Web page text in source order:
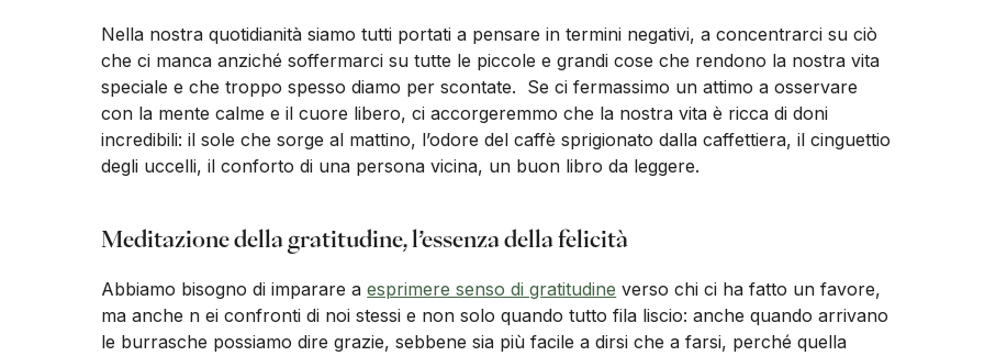
Nella nostra quotidianità siamo tutti portati a pensare in termini negativi, a concentrarci su ciò
che ci manca anziché soffermarci su tutte le piccole e grandi cose che rendono la nostra vita
speciale e che troppo spesso diamo per scontate. Se ci fermassimo un attimo a osservare
con la mente calme e il cuore libero, ci accorgeremmo che la nostra vita è ricca di doni
incredibili: il sole che sorge al mattino, l’odore del caffè sprigionato dalla caffettiera, il cinguettio
degli uccelli, il conforto di una persona vicina, un buon libro da leggere.
Meditazione della gratitudine, l’essenza della felicità
Abbiamo bisogno di imparare aesprimere senso di gratitudine verso chi ci ha fatto un favore,
ma anche n ei confronti di noi stessi e non solo quando tutto fila liscio: anche quando arrivano
le burrasche possiamo dire grazie, sebbene sia più facile a dirsi che a farsi, perché quella